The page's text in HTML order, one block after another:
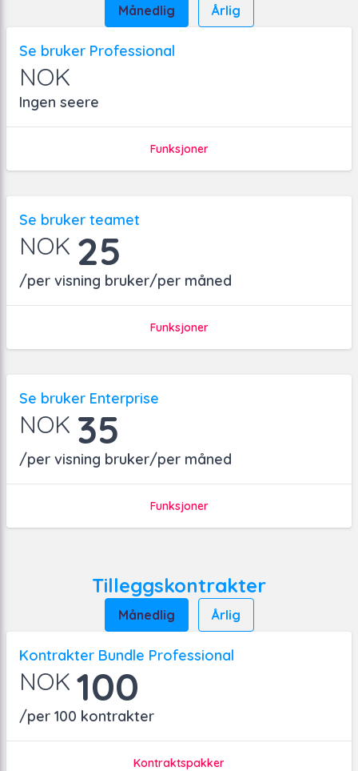
Månedlig Årlig
Se bruker Professional
NOK
Ingen seere
Funksjoner
Se bruker teamet
NOK 25
/per visning bruker/per måned
Funksjoner
Se bruker Enterprise
NOK 35
/per visning bruker/per måned
Funksjoner
Tilleggskontrakter
Månedlig Årlig
Kontrakter Bundle Professional
NOK 100
/per 100 kontrakter
Kontraktspakker